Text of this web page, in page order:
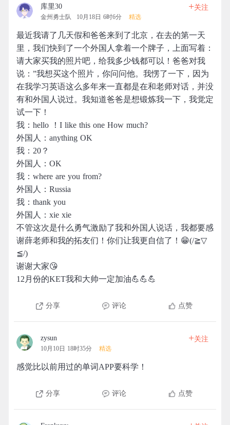
库里30
金州勇士队 10月18日 6时6分 精选
+关注
最近我请了几天假和爸爸来到了北京，在去的第一天
里，我们快到了一个外国人拿着一个牌子，上面写着：
请大家买我的照片吧，给我多少钱都可以！爸爸对我
说：”我想买这个照片，你问问他。我愣了一下，因为
在我学习英语这么多年来一直都是在和老师对话，并没
有和外国人说过。我知道爸爸是想锻炼我一下，我觉定
试一下！
我：hello ！I like this one How much?
外国人：anything OK
我：20？
外国人：OK
我：where are you from?
外国人：Russia
我：thank you
外国人：xie xie
不管这次是什么勇气激励了我和外国人说话，我都要感
谢薛老师和我的拓友们！你们让我更自信了！😁(/≧▽
≦/)
谢谢大家😘
12月份的KET我和大帅一定加油💪💪💪
分享 评论 点赞
zysun
10月10日 18时35分 精选
+关注
感觉比以前用过的单词APP要科学！
分享 评论 点赞